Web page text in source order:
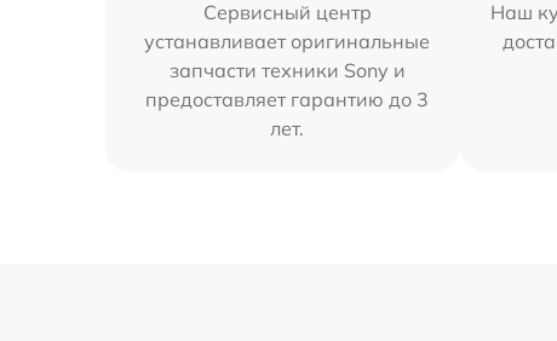
Сервисный центр
устанавливает оригинальные
запчасти техники Sony и
предоставляет гарантию до 3
лет.
Наш